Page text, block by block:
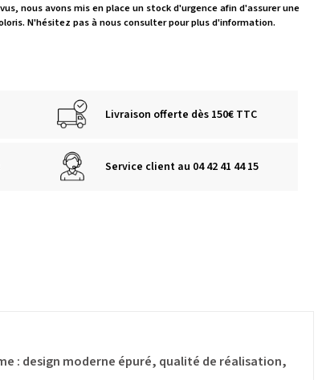
nous avons mis en place un stock d'urgence afin d'assurer une
N'hésitez pas à nous consulter pour plus d'information.
Livraison offerte dès 150€ TTC
Service client au 04 42 41 44 15
: design moderne épuré, qualité de réalisation,